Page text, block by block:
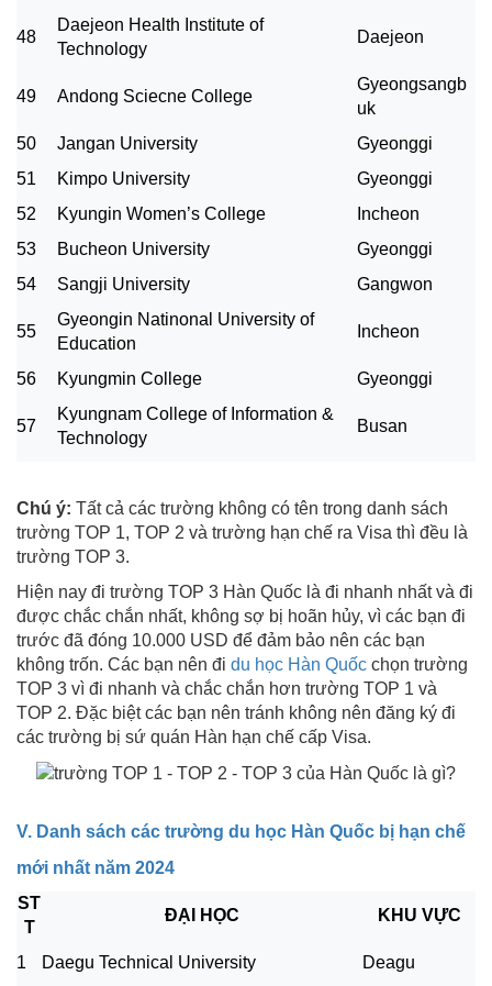
48
Daejeon Health Institute of
Technology
Daejeon
49 Andong Sciecne College
Gyeongsangb
uk
50
Jangan University
Gyeonggi
51
Kimpo University
Gyeonggi
52
Kyungin Women’s College
Incheon
53
Bucheon University
Gyeonggi
54
Sangji University Gangwon
55
Gyeongin Natinonal University of
Education
Incheon
56 Kyungmin College Gyeonggi
57
Kyungnam College of Information &
Technology
Busan
Chú ý: Tất cả các trường không có tên trong danh sách
trường TOP 1, TOP 2 và trường hạn chế ra Visa thì đều là
trường TOP 3.
Hiện nay đi trường TOP 3 Hàn Quốc là đi nhanh nhất và đi
được chắc chắn nhất, không sợ bị hoãn hủy, vì các bạn đi
trước đã đóng 10.000 USD để đảm bảo nên các bạn
không trốn. Các bạn nên đi du học Hàn Quốc chọn trường
TOP 3 vì đi nhanh và chắc chắn hơn trường TOP 1 và
TOP 2. Đặc biệt các bạn nên tránh không nên đăng ký đi
các trường bị sứ quán Hàn hạn chế cấp Visa.
V. Danh sách các trường du học Hàn Quốc bị hạn chế
mới nhất năm 2024
ST
T
ĐẠI HỌC KHU VỰC
1 Daegu Technical University
Deagu